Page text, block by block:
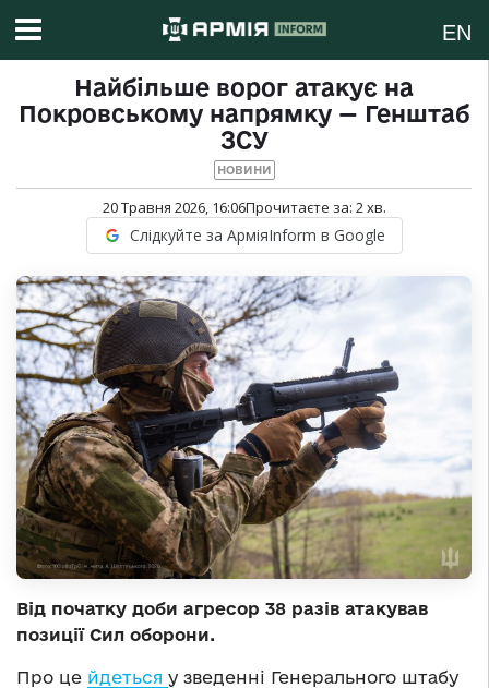
EN
Найбільше ворог атакує на
Покровському напрямку — Генштаб
ЗСУ
НОВИНИ
20 Травня 2026, 16:06Прочитаєте за: 2хв.
Слідкуйте за АрміяInform в Google
Від початку доби агресор 38 разів атакував
позиції Сил оборони.
Про це йдеться у зведенні Генерального штабу